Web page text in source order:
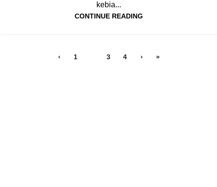
kebia...
CONTINUE READING
‹ 1 3 4 › »